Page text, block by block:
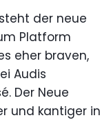
der neue
Platform
eher braven,
Audis
Der Neue
und kantiger in